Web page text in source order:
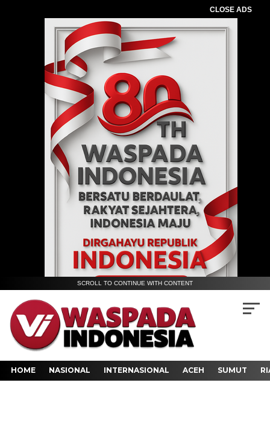
CLOSE ADS
SCROLL TO CONTINUE WITH CONTENT
HOME NASIONAL INTERNASIONAL ACEH SUMUT